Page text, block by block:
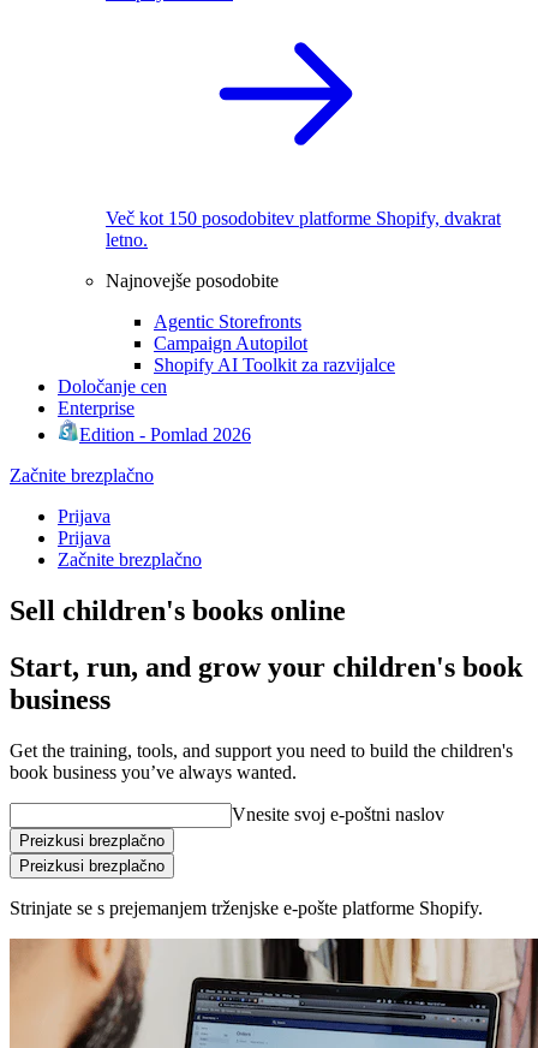
Več kot 150 posodobitev platforme Shopify, dvakrat
letno.
Najnovejše posodobite
Agentic Storefronts
Campaign Autopilot
Shopify AI Toolkit za razvijalce
Določanje cen
Enterprise
Edition - Pomlad 2026
Začnite brezplačno
Prijava
Prijava
Začnite brezplačno
Sell children's books online
Start, run, and grow your children's book
business
Get the training, tools, and support you need to build the children's
book business you’ve always wanted.
Vnesite svoj e-poštni naslov
Preizkusi brezplačno
Preizkusi brezplačno
Strinjate se s prejemanjem trženjske e-pošte platforme Shopify.